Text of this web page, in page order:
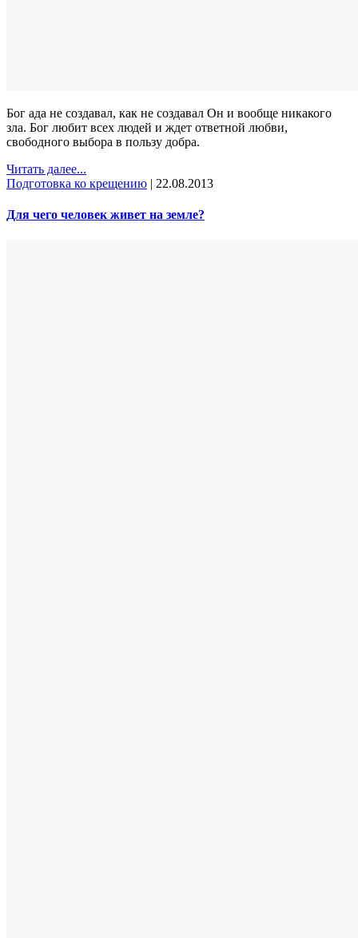
Бог ада не создавал, как не создавал Он и вообще никакого
зла. Бог любит всех людей и ждет ответной любви,
свободного выбора в пользу добра.
Читать далее...
Подготовка ко крещению | 22.08.2013
Для чего человек живет на земле?